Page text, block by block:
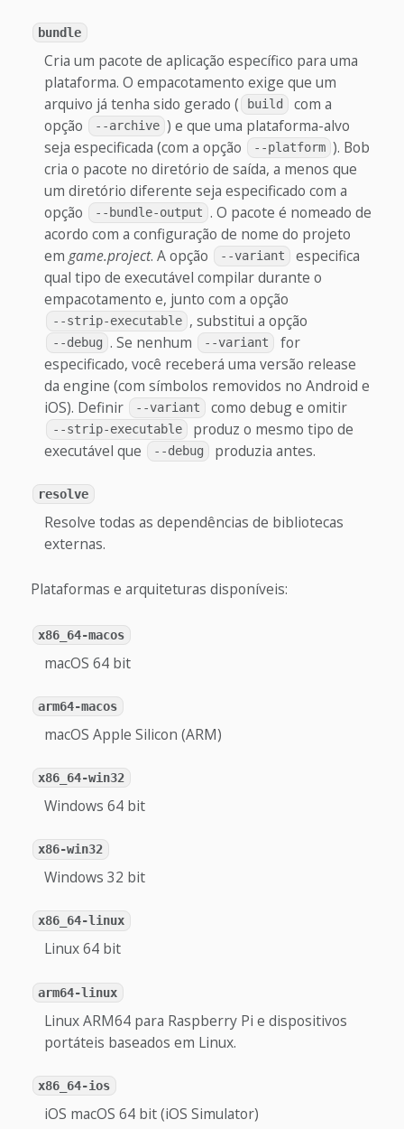
bundle
Cria um pacote de aplicação específico para uma
plataforma. O empacotamento exige que um
arquivo já tenha sido gerado (
build
com a
opção
--archive ) e que uma plataforma-alvo
seja especificada (com a opção
--platform ). Bob
cria o pacote no diretório de saída, a menos que
um diretório diferente seja especificado com a
opção
--bundle-output . O pacote é nomeado de
acordo com a configuração de nome do projeto
emgame.project. A opção --variant
especifica
qual tipo de executável compilar durante o
empacotamento e, junto com a opção
--strip-executable , substitui a opção
--debug . Se nenhum --variant
for
especificado, você receberá uma versão release
da engine (com símbolos removidos no Android e
iOS). Definir
--variant como debug e omitir
--strip-executable
produz o mesmo tipo de
executável que
--debug produzia antes.
resolve
Resolve todas as dependências de bibliotecas
externas.
Plataformas e arquiteturas disponíveis:
x86_64-macos
macOS 64 bit
arm64-macos
macOS Apple Silicon (ARM)
x86_64-win32
Windows 64 bit
x86-win32
Windows 32 bit
x86_64-linux
Linux 64 bit
arm64-linux
Linux ARM64 para Raspberry Pi e dispositivos
portáteis baseados em Linux.
x86_64-ios
iOS macOS 64 bit (iOS Simulator)